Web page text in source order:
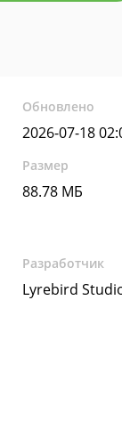
Обновлено
2026-07-18
Размер
88.78 МБ
Разработчик
Lyrebird